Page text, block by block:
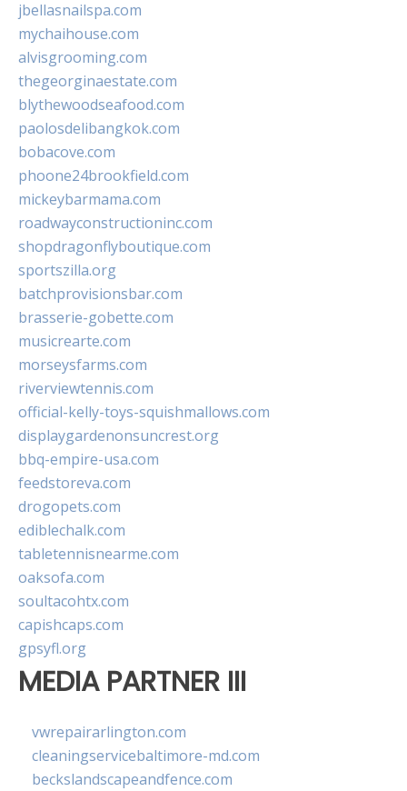
jbellasnailspa.com
mychaihouse.com
alvisgrooming.com
thegeorginaestate.com
blythewoodseafood.com
paolosdelibangkok.com
bobacove.com
phoone24brookfield.com
mickeybarmama.com
roadwayconstructioninc.com
shopdragonflyboutique.com
sportszilla.org
batchprovisionsbar.com
brasserie-gobette.com
musicrearte.com
morseysfarms.com
riverviewtennis.com
official-kelly-toys-squishmallows.com
displaygardenonsuncrest.org
bbq-empire-usa.com
feedstoreva.com
drogopets.com
ediblechalk.com
tabletennisnearme.com
oaksofa.com
soultacohtx.com
capishcaps.com
gpsyfl.org
MEDIA PARTNER III
vwrepairarlington.com
cleaningservicebaltimore-md.com
beckslandscapeandfence.com